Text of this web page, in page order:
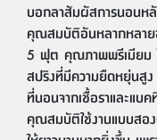
บอกลาสัมผัสการนอนห
คุณสมบัติอันหลากหลาย
5 ฟุต คุณภาพพรีเมียม
สปริงที่มีความยืดหยุ่นสู
ที่นอนจากเชื้อราและแบ
คุณสมบัติใช้งานแบบสอ